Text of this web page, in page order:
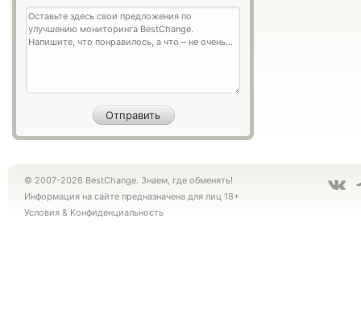
© 2007-2026 BestChange. Знаем, где обменять!
Информация на сайте предназначена для лиц 18+
Условия & Конфиденциальность